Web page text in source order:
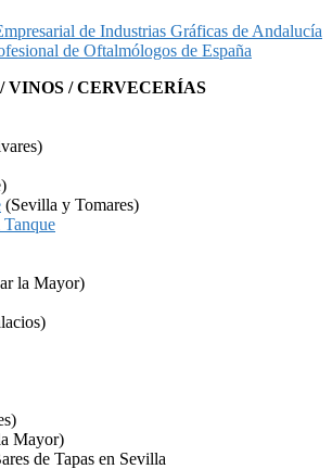
de Industrias Gráficas de Andalucía
de Oftalmólogos de España
VINOS / CERVECERÍAS
(Sevilla y Tomares)
la Mayor)
Mayor)
de Tapas en Sevilla